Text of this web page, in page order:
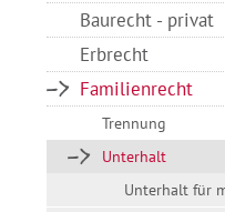
Baurecht - privat
Erbrecht
Familienrecht
Trennung
Unterhalt
Unterhalt für